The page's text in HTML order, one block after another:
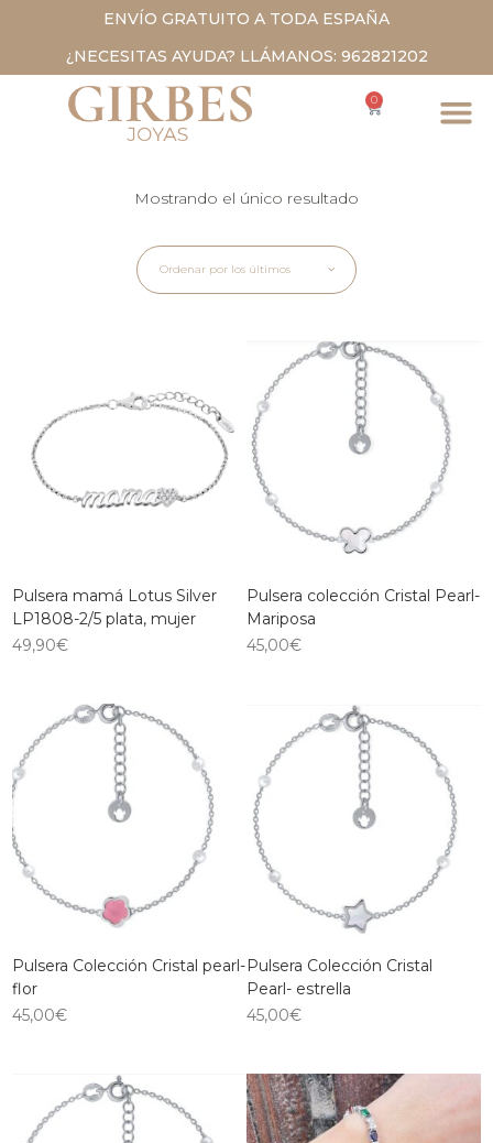
ENVÍO GRATUITO A TODA ESPAÑA
¿NECESITAS AYUDA? LLÁMANOS: 962821202
0
Mostrando el único resultado
Ordenar por los últimos
Pulsera mamá Lotus Silver
LP1808-2/5 plata, mujer
49,90€
Pulsera colección Cristal Pearl-
Mariposa
45,00€
Pulsera Colección Cristal pearl-
flor
45,00€
Pulsera Colección Cristal
Pearl- estrella
45,00€